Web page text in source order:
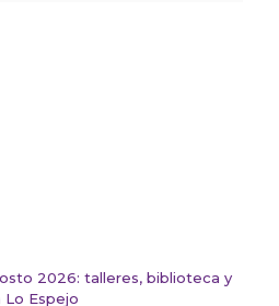
2026: talleres, biblioteca y
Espejo